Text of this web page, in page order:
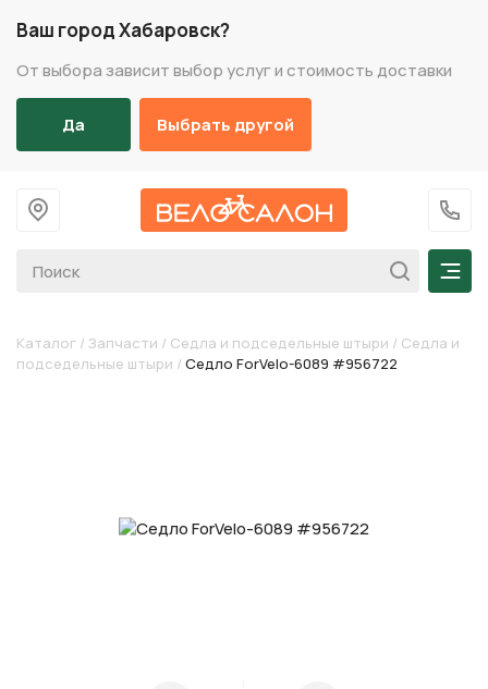
Ваш город Хабаровск?
От выбора зависит выбор услуг и стоимость доставки
Да Выбрать другой
На главную
+7
Каталог / Запчасти / Седла и подседельные штыри / Седла и
подседельные штыри / Седло ForVelo-6089 #956722